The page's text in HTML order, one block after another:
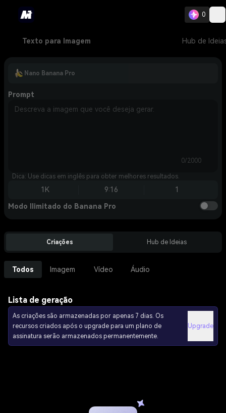
0
Texto para Imagem Hub de
Nano Banana Pro
Prompt
0/2000
Dica: Use dicas em inglês para obter melhores resultados.
1K 9:16 1
Modo Ilimitado do Banana Pro
Criações Hub de Ideias
Todos Imagem Vídeo Áudio
Lista de geração
As criações são armazenadas por apenas 7 dias. Os
recursos criados após o upgrade para um plano de
assinatura serão armazenados permanentemente.
Upgrade